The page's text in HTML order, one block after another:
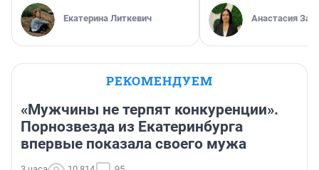
Екатерина Литкевич Анастасия
РЕКОМЕНДУЕМ
«Мужчины не терпят конкуренции».
Порнозвезда из Екатеринбурга
впервые показала своего мужа